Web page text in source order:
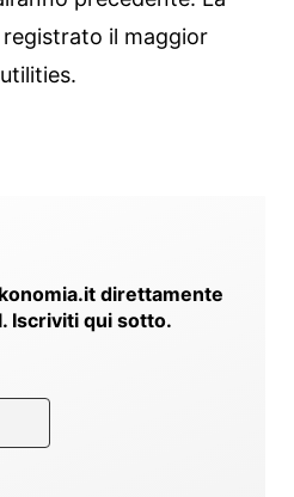
il maggior
direttamente
Iscriviti qui sotto.